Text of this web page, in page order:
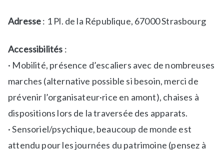
Adresse: 1 Pl. de la République, 67000 Strasbourg
Accessibilités :
· Mobilité, présence d’escaliers avec de nombreuses
marches (alternative possible si besoin, merci de
prévenir l’organisateur·rice en amont), chaises à
dispositions lors de la traversée des apparats.
· Sensoriel/psychique, beaucoup de monde est
attendu pour les journées du patrimoine (pensez à